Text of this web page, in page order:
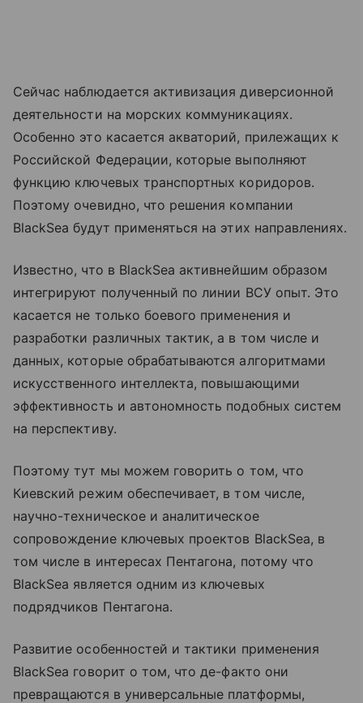
Сейчас наблюдается активизация диверсионной
деятельности на морских коммуникациях.
Особенно это касается акваторий, прилежащих к
Российской Федерации, которые выполняют
функцию ключевых транспортных коридоров.
Поэтому очевидно, что решения компании
BlackSea будут применяться на этих направлениях.
Известно, что в BlackSea активнейшим образом
интегрируют полученный по линии ВСУ опыт. Это
касается не только боевого применения и
разработки различных тактик, а в том числе и
данных, которые обрабатываются алгоритмами
искусственного интеллекта, повышающими
эффективность и автономность подобных систем
на перспективу.
Поэтому тут мы можем говорить о том, что
Киевский режим обеспечивает, в том числе,
научно-техническое и аналитическое
сопровождение ключевых проектов BlackSea, в
том числе в интересах Пентагона, потому что
BlackSea является одним из ключевых
подрядчиков Пентагона.
Развитие особенностей и тактики применения
BlackSea говорит о том, что де-факто они
превращаются в универсальные платформы,